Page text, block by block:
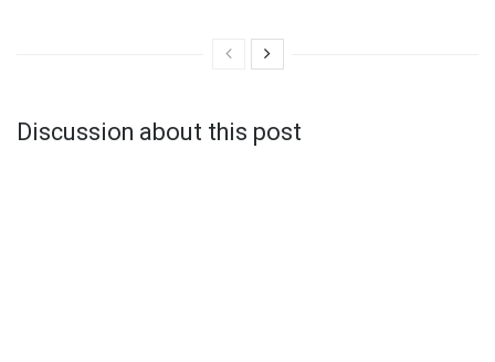
Discussion about this post